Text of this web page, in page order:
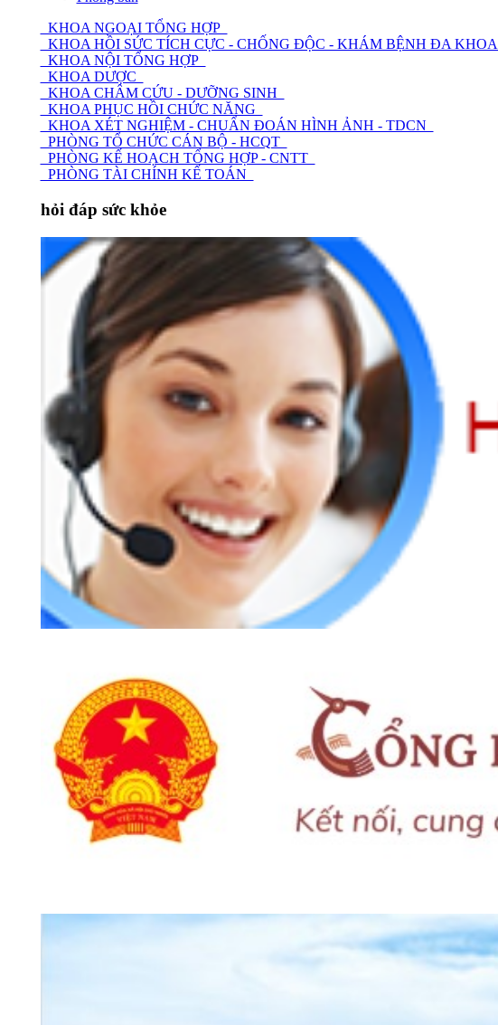
KHOA NGOẠI TỔNG HỢP
KHOA HỒI SỨC TÍCH CỰC - CHỐNG ĐỘC - KHÁM BỆNH ĐA KHOA
KHOA NỘI TỔNG HỢP
KHOA DƯỢC
KHOA CHÂM CỨU - DƯỠNG SINH
KHOA PHỤC HỒI CHỨC NĂNG
KHOA XÉT NGHIỆM - CHUẨN ĐOÁN HÌNH ẢNH - TDCN
PHÒNG TỔ CHỨC CÁN BỘ - HCQT
PHÒNG KẾ HOẠCH TỔNG HỢP - CNTT
PHÒNG TÀI CHÍNH KẾ TOÁN
hỏi đáp sức khỏe